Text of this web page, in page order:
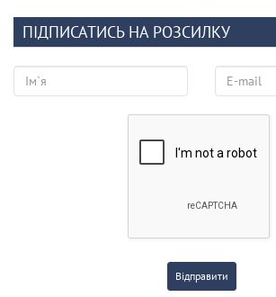
ПІДПИСАТИСЬ НА РОЗСИЛКУ
Відправити